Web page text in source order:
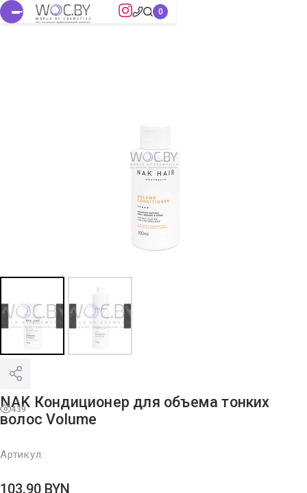
439
NAK Кондиционер для объема тонких
волос Volume
Артикул:
103.90 BYN